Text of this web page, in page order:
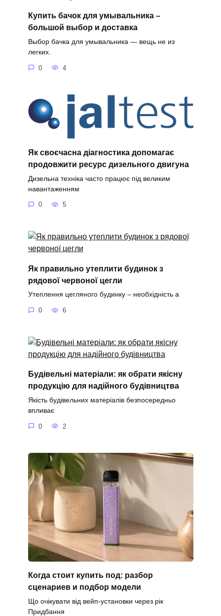
Купить бачок для умывальника –
большой выбор и доставка
Выбор бачка для умывальника — вещь не из
легких.
0 4
Як своєчасна діагностика допомагає
продовжити ресурс дизельного двигуна
Дизельна техніка часто працює під великим
навантаженням
0 5
Як правильно утеплити будинок з
рядової червоної цегли
Утеплення цегляного будинку – необхідність а
0 6
Будівельні матеріали: як обрати якісну
продукцію для надійного будівництва
Якість будівельних матеріалів безпосередньо
впливає
0 2
Когда стоит купить под: разбор
сценариев и подбор модели
Що очікувати від вейп-установки через рік
Придбання